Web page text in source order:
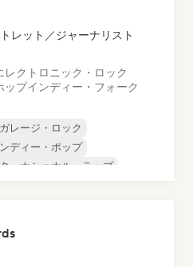
レット／ジャーナリスト
レクトロニック・ロック
ップインディー・フォーク
ガレージ・ロック
ディー・ポップ
ターナショナル・ラップ